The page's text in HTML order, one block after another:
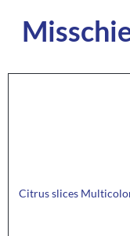
Citrus slices